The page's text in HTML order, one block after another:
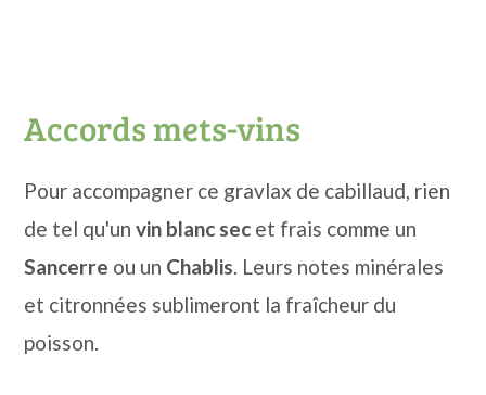
Accords mets-vins
Pour accompagner ce gravlax de cabillaud, rien
de tel qu'unvin blanc sec et frais comme un
Sancerre ou un Chablis. Leurs notes minérales
et citronnées sublimeront la fraîcheur du
poisson.